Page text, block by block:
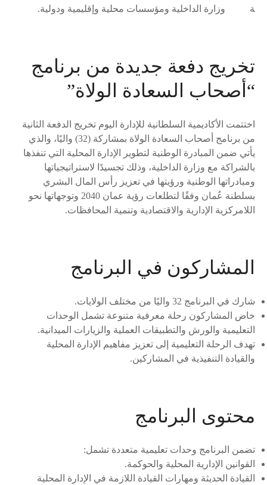
ة
وزارة الداخلية ومؤسسات محلية وإقليمية ودولية.
تخريج دفعة جديدة من برنامج
“أصحاب السعادة الولاة”
اختتمت الأكاديمية السلطانية للإدارة اليوم تخريج الدفعة الثانية
من برنامج أصحاب السعادة الولاة بمشاركة (32) واليًا، والذي
يأتي ضمن المبادرة الوطنية لتطوير الإدارة المحلية التي تنفذها
بالشراكة مع وزارة الداخلية، وذلك تجسيدًا لاستراتيجياتها
ومبادراتها الوطنية ورؤيتها في تعزيز رأس المال البشري
بسلطنة عُمان وفقًا لتطلعات رؤية عمان 2040 وتوجهاتها نحو
اللامركزیة الإدارية والاقتصادیة وتنمية المحافظات.
المشاركون في البرنامج
شارك في البرنامج 32 واليًا من مختلف الولايات.
خاض المشاركون رحلة معرفية متنوعة تشمل الوحدات
التعليمية والورش والتطبيقات العملية والزيارات الميدانية.
تهدف الرحلة التعليمية إلى تعزيز مفاهيم الإدارة المحلية
والقيادة التنفيذية في المشاركين.
محتوى البرنامج
تضمن البرنامج وحدات تعليمية متعددة تشمل:
القوانين الإدارية المحلية والحوكمة.
القيادة الحديثة ومهارات القيادة اللازمة في الإدارة المحلية